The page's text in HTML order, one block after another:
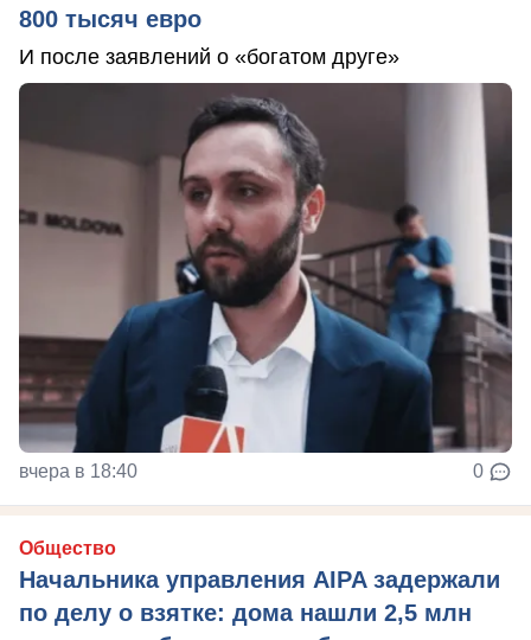
800 тысяч евро
И после заявлений о «богатом друге»
вчера в 18:40 0
Общество
Начальника управления AIPA задержали
по делу о взятке: дома нашли 2,5 млн